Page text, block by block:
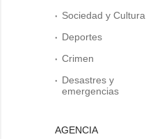
Sociedad y Cultura
Deportes
Crimen
Desastres y
emergencias
AGENCIA